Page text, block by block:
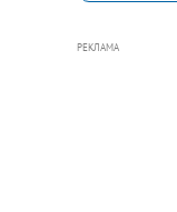
РЕКЛАМА